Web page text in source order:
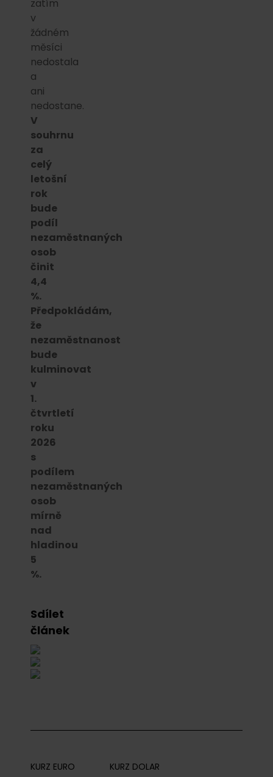
zatím
v
žádném
měsíci
nedostala
a
ani
nedostane.
V
souhrnu
za
celý
letošní
rok
bude
podíl
nezaměstnaných
osob
činit
4,4
%.
Předpokládám,
že
nezaměstnanost
bude
kulminovat
v
1.
čtvrtletí
roku
2026
s
podílem
nezaměstnaných
osob
mírně
nad
hladinou
5
%.
Sdílet
článek
KURZ EURO
KURZ DOLAR